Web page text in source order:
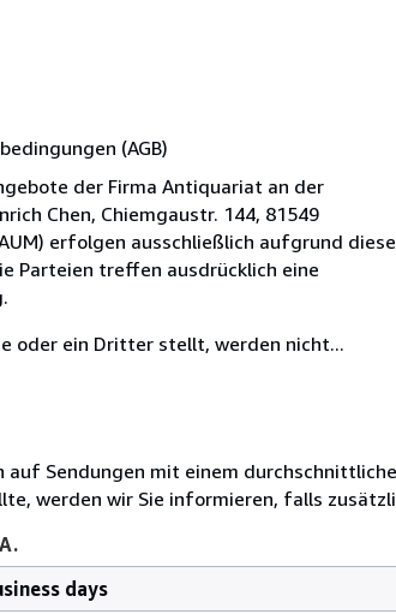
(AGB)
der Firma Antiquariat an der
Chen, Chiemgaustr. 144, 81549
erfolgen ausschließlich aufgrund
Parteien treffen ausdrücklich eine
oder ein Dritter stellt, werden nicht...
auf Sendungen mit einem
werden wir Sie informieren, falls
days